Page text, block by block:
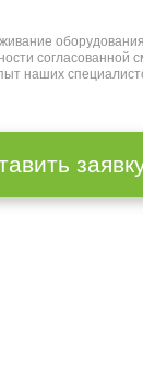
согласованной
наших